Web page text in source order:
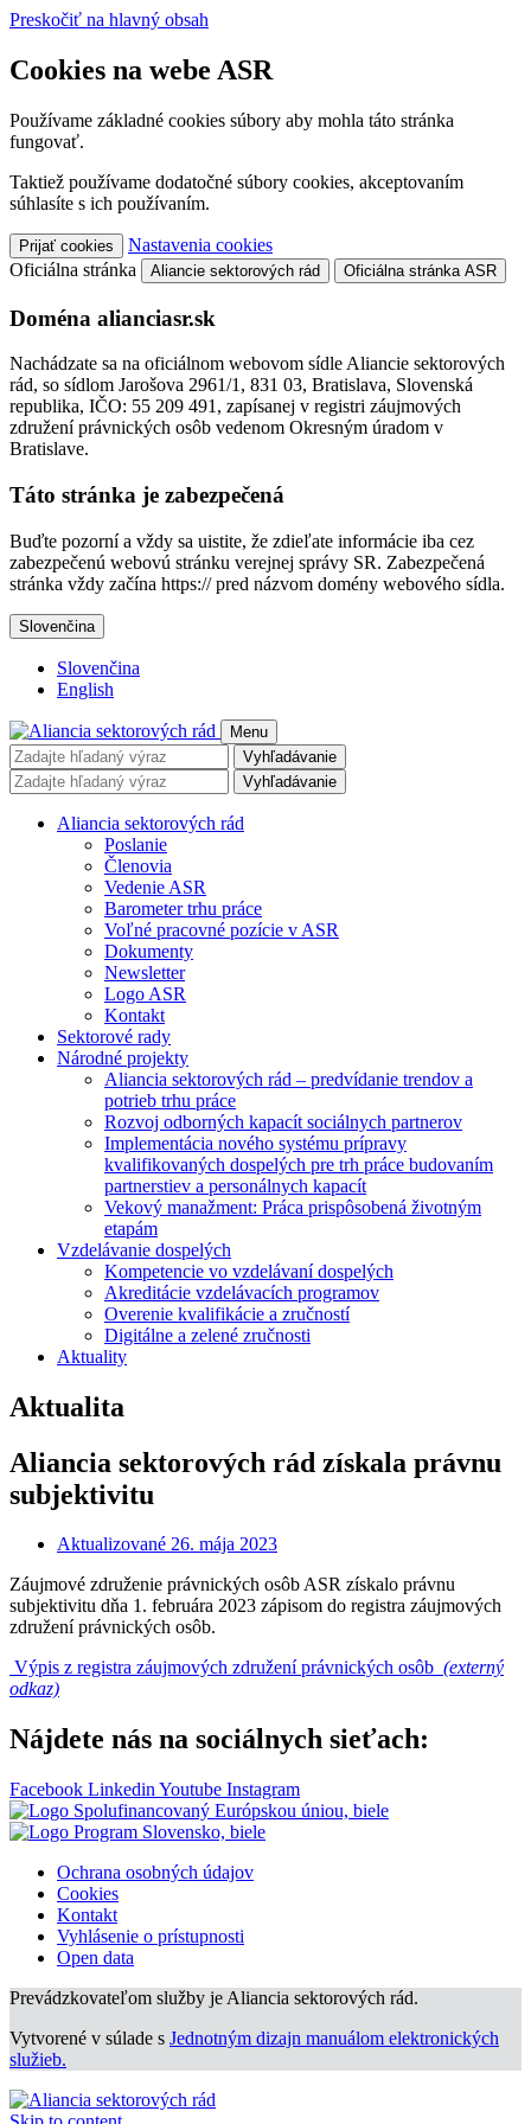
Preskočiť na hlavný obsah
Cookies na webe ASR
Používame základné cookies súbory aby mohla táto stránka
fungovať.
Taktiež používame dodatočné súbory cookies, akceptovaním
súhlasíte s ich používaním.
Prijať cookies
Nastavenia cookies
Oficiálna stránka
Aliancie sektorových rád Oficiálna stránka ASR
Doména alianciasr.sk
Nachádzate sa na oficiálnom webovom sídle Aliancie sektorových
rád, so sídlom Jarošova 2961/1, 831 03, Bratislava, Slovenská
republika, IČO: 55 209 491, zapísanej v registri záujmových
združení právnických osôb vedenom Okresným úradom v
Bratislave.
Táto stránka je zabezpečená
Buďte pozorní a vždy sa uistite, že zdieľate informácie iba cez
zabezpečenú webovú stránku verejnej správy SR. Zabezpečená
stránka vždy začína https:// pred názvom domény webového sídla.
Slovenčina
Slovenčina
English
Menu
Vyhľadávanie
Vyhľadávanie
Aliancia sektorových rád
Poslanie
Členovia
Vedenie ASR
Barometer trhu práce
Voľné pracovné pozície v ASR
Dokumenty
Newsletter
Logo ASR
Kontakt
Sektorové rady
Národné projekty
Aliancia sektorových rád – predvídanie trendov a
potrieb trhu práce
Rozvoj odborných kapacít sociálnych partnerov
Implementácia nového systému prípravy
kvalifikovaných dospelých pre trh práce budovaním
partnerstiev a personálnych kapacít
Vekový manažment: Práca prispôsobená životným
etapám
Vzdelávanie dospelých
Kompetencie vo vzdelávaní dospelých
Akreditácie vzdelávacích programov
Overenie kvalifikácie a zručností
Digitálne a zelené zručnosti
Aktuality
Aktualita
Aliancia sektorových rád získala právnu
subjektivitu
Aktualizované 26. mája 2023
Záujmové združenie právnických osôb ASR získalo právnu
subjektivitu dňa 1. februára 2023 zápisom do registra záujmových
združení právnických osôb.
Výpis z registra záujmových združení právnických osôb (externý
odkaz)
Nájdete nás na sociálnych sieťach:
Facebook Linkedin Youtube Instagram
Ochrana osobných údajov
Cookies
Kontakt
Vyhlásenie o prístupnosti
Open data
Prevádzkovateľom služby je Aliancia sektorových rád.
Vytvorené v súlade s Jednotným dizajn manuálom elektronických
služieb.